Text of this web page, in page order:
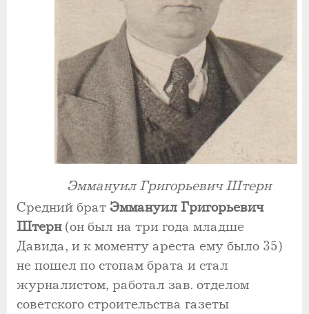
Эммануил Григорьевич Штерн
Средний брат Эммануил Григорьевич
Штерн(он был на три года младше
Давида, и к моменту ареста ему было 35)
не пошел по стопам брата и стал
журналистом, работал зав. отделом
советского строительства газеты